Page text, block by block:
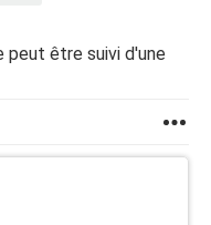
peut être suivi d'une